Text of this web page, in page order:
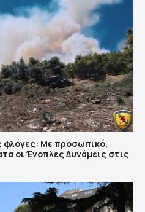
φλόγες: Με προσωπικό,
οι Ένοπλες Δυνάμεις στις